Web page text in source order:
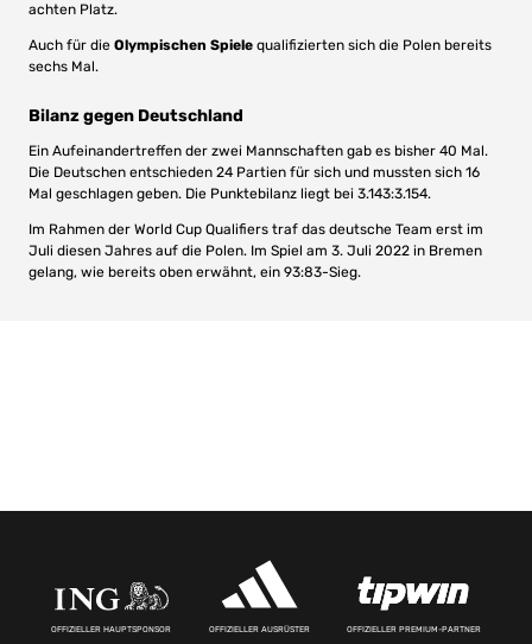
achten Platz.
Auch für die Olympischen Spiele qualifizierten sich die Polen bereits
sechs Mal.
Bilanz gegen Deutschland
Ein Aufeinandertreffen der zwei Mannschaften gab es bisher 40 Mal.
Die Deutschen entschieden 24 Partien für sich und mussten sich 16
Mal geschlagen geben. Die Punktebilanz liegt bei 3.143:3.154.
Im Rahmen der World Cup Qualifiers traf das deutsche Team erst im
Juli diesen Jahres auf die Polen. Im Spiel am 3. Juli 2022 in Bremen
gelang, wie bereits oben erwähnt, ein 93:83-Sieg.
OFFIZIELLER HAUPTSPONSOR OFFIZIELLER AUSRÜSTER OFFIZIELLER PREMIUM-PARTNER